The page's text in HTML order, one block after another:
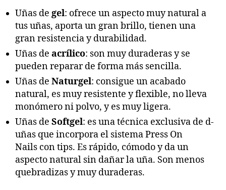
Uñas de gel: ofrece un aspecto muy natural a
tus uñas, aporta un gran brillo, tienen una
gran resistencia y durabilidad.
Uñas de acrílico: son muy duraderas y se
pueden reparar de forma más sencilla.
Uñas de Naturgel: consigue un acabado
natural, es muy resistente y flexible, no lleva
monómero ni polvo, y es muy ligera.
Uñas de Softgel: es una técnica exclusiva de d-
uñas que incorpora el sistema Press On
Nails con tips. Es rápido, cómodo y da un
aspecto natural sin dañar la uña. Son menos
quebradizas y muy duraderas.